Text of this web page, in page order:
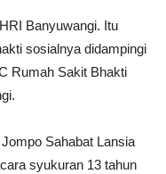
Banyuwangi. Itu
sosialnya didampingi
Rumah Sakit Bhakti
Sahabat Lansia
syukuran 13 tahun